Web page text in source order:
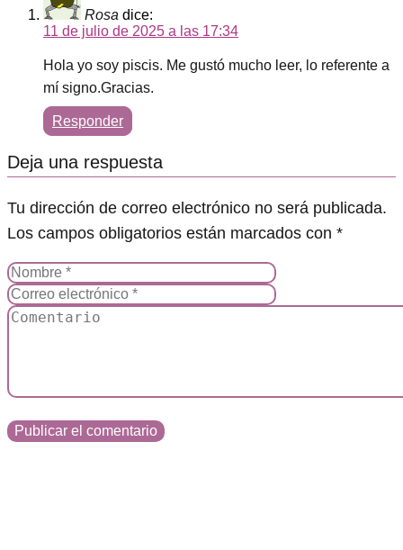
Rosa dice:
11 de julio de 2025 a las 17:34
Hola yo soy piscis. Me gustó mucho leer, lo referente a
mí signo.Gracias.
Responder
Deja una respuesta
Tu dirección de correo electrónico no será publicada.
Los campos obligatorios están marcados con *